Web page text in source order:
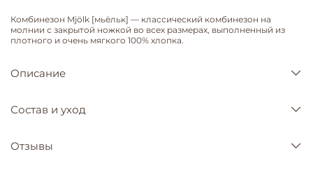
Комбинезон Mjölk [мьёльк] — классический комбинезон на
молнии с закрытой ножкой во всех размерах, выполненный из
плотного и очень мягкого 100% хлопка.
Описание
Состав и уход
Отзывы